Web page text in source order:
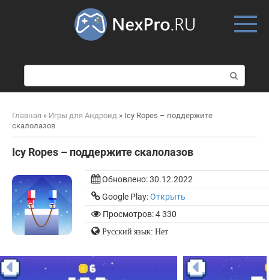
о
и
к
Главная » Игры для Андроид » Icy Ropes – поддержите
скалолазов
Icy Ropes – поддержите скалолазов
Обновлено:30.12.2022
Google Play:Открыть
Просмотров: 4 330
Русский язык: Нет